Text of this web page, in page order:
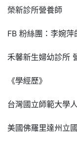
榮新診所營養師
FB 粉絲團：李婉萍
禾馨新生婦幼診所
《學經歷》
台灣國立師範大學
美國佛羅里達州立